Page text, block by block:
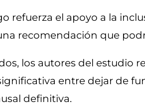
refuerza el apoyo a la
recomendación que
los autores del estudio
entre dejar de
definitiva.